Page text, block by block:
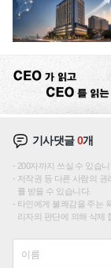
기사댓글0개
200자까지 쓰실 수 있습
저작권 등 다른 사람의 권
를 받을 수 있습니다.
타인에게 불쾌감을 주는
리자의 판단에 의해 삭제